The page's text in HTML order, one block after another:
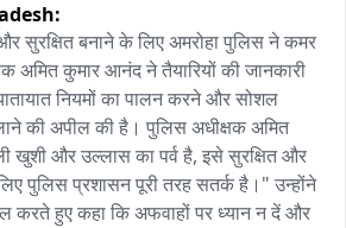
और सुरक्षित बनाने के लिए अमरोहा पुलिस ने कमर
अमित कुमार आनंद ने तैयारियों की जानकारी
नियमों का पालन करने और सोशल
की अपील की है। पुलिस अधीक्षक अमित
खुशी और उल्लास का पर्व है, इसे सुरक्षित और
पुलिस प्रशासन पूरी तरह सतर्क है।" उन्होंने
करते हुए कहा कि अफवाहों पर ध्यान न दें और